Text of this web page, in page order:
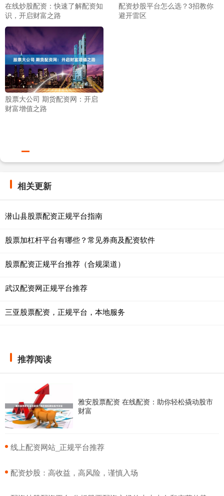
在线炒股配资：快速了解配资知
识，开启财富之路
配资炒股平台怎么选？3招教你
避开雷区
股票大公司 期货配资网：开启
财富增值之路
相关更新
潜山县股票配资正规平台指南
股票加杠杆平台有哪些？常见券商及配资软件
股票配资正规平台推荐（合规渠道）
武汉配资网正规平台推荐
三亚股票配资，正规平台，本地服务
推荐阅读
雅安股票配资 在线配资：助你轻松撬动股市
财富
​线上配资网站_正规平台推荐
​配资炒股：高收益，高风险，谨慎入场